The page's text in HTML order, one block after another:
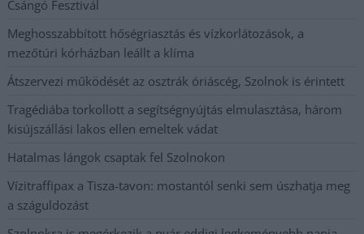
Csángó Fesztivál
Meghosszabbított hőségriasztás és vízkorlátozások, a
mezőtúri kórházban leállt a klíma
Átszervezi működését az osztrák óriáscég, Szolnok is érintett
Tragédiába torkollott a segítségnyújtás elmulasztása, három
kisújszállási lakos ellen emeltek vádat
Hatalmas lángok csaptak fel Szolnokon
Vízitraffipax a Tisza-tavon: mostantól senki sem úszhatja meg
a száguldozást